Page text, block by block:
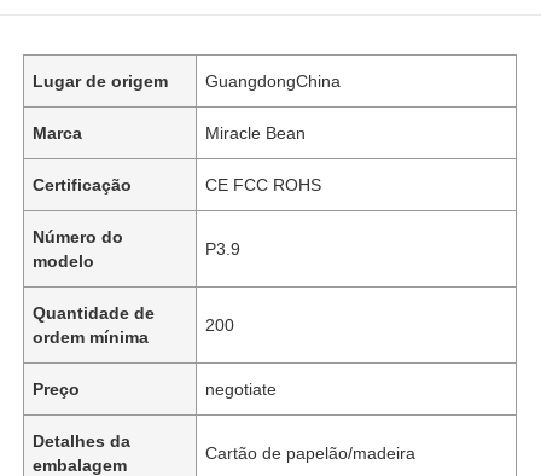
Lugar de origem GuangdongChina
Marca Miracle Bean
Certificação CE FCC ROHS
Número do
modelo
P3.9
Quantidade de
ordem mínima
200
Preço negotiate
Detalhes da
embalagem
Cartão de papelão/madeira